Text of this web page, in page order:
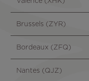
Brussels (ZYR)
Bordeaux (ZFQ)
Nantes (QJZ)